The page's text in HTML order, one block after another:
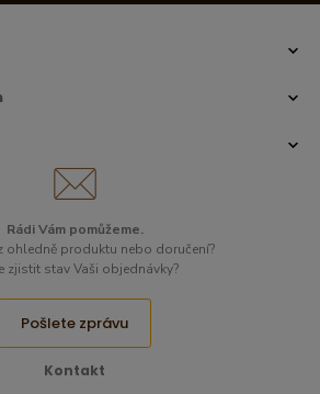
Kontakt
Rádi Vám pomůžeme.
ohledně produktu nebo doručení?
zjistit stav Vaši objednávky?
Pošlete zprávu